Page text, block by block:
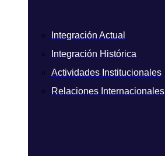
Integración Actual
Integración Histórica
Actividades Institucionales
Relaciones Internacionales